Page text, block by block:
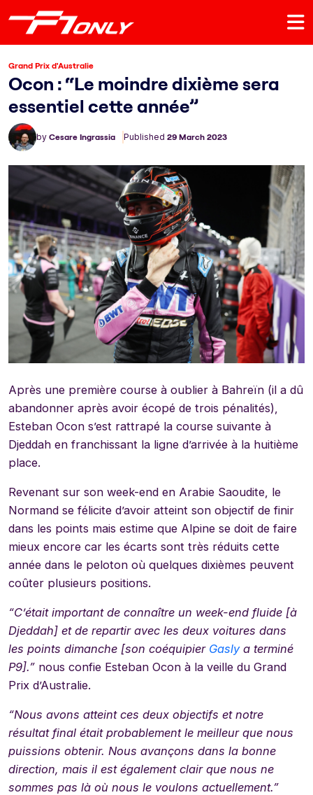
Grand Prix d'Australie
Ocon : “Le moindre dixième sera
essentiel cette année”
by Cesare Ingrassia Published 29 March 2023
Après une première course à oublier à Bahreïn (il a dû
abandonner après avoir écopé de trois pénalités),
Esteban Ocon s’est rattrapé la course suivante à
Djeddah en franchissant la ligne d’arrivée à la huitième
place.
Revenant sur son week-end en Arabie Saoudite, le
Normand se félicite d’avoir atteint son objectif de finir
dans les points mais estime que Alpine se doit de faire
mieux encore car les écarts sont très réduits cette
année dans le peloton où quelques dixièmes peuvent
coûter plusieurs positions.
“C’était important de connaître un week-end fluide [à
Djeddah] et de repartir avec les deux voitures dans
les points dimanche [son coéquipier Gaslya terminé
P9].” nous confie Esteban Ocon à la veille du Grand
Prix d’Australie.
“Nous avons atteint ces deux objectifs et notre
résultat final était probablement le meilleur que nous
puissions obtenir. Nous avançons dans la bonne
direction, mais il est également clair que nous ne
sommes pas là où nous le voulons actuellement.”